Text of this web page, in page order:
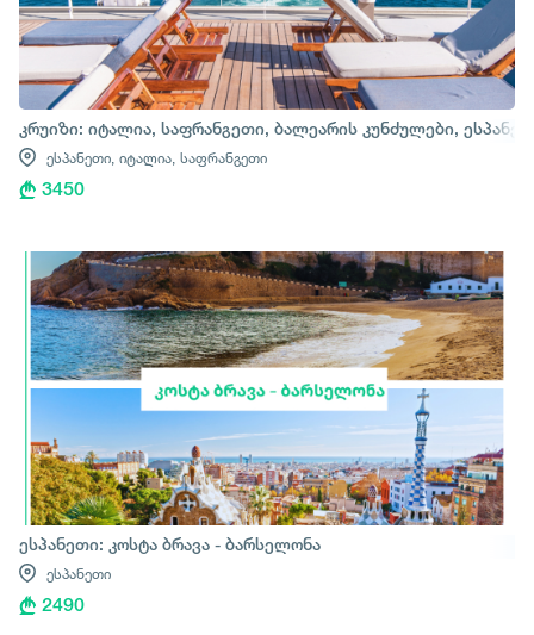
კრუიზი: იტალია, საფრანგეთი, ბალეარის კუნძულები,
ესპანეთი, იტალია, საფრანგეთი
3450
ესპანეთი: კოსტა ბრავა - ბარსელონა
ესპანეთი
2490